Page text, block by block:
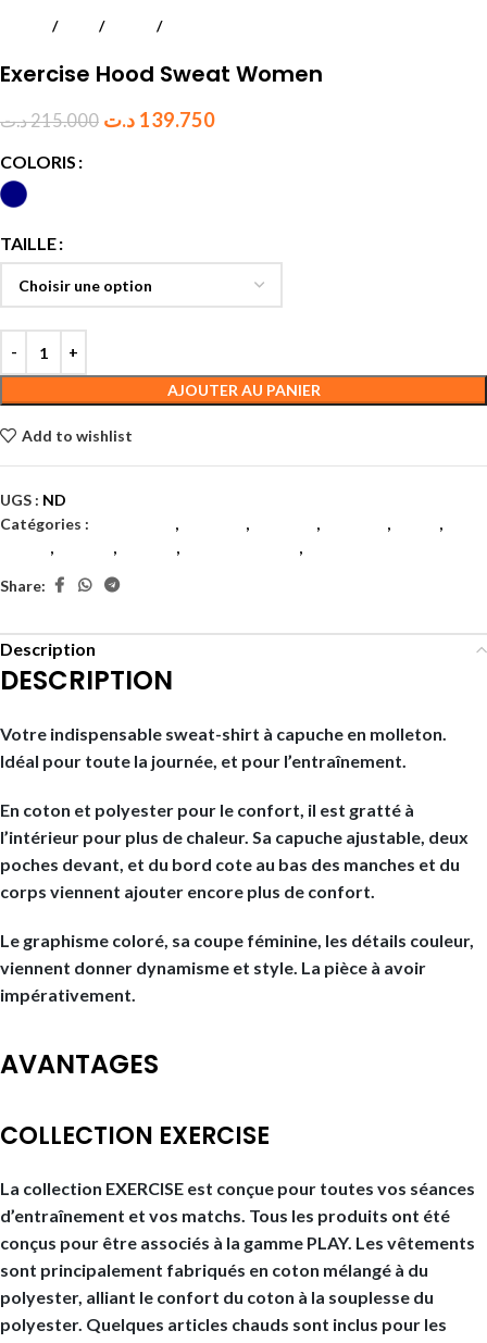
Padel Textile Femmes
Exercise Hood Sweat Women
215.000د.ت 139.750 د.ت
COLORIS
TAILLE
AJOUTER AU PANIER
Add to wishlist
UGS : ND
Catégories :
, , , ,
,
, , , ,
Share:
Description
DESCRIPTION
Votre indispensable sweat-shirt à capuche en molleton.
Idéal pour toute la journée, et pour l’entraînement.
En coton et polyester pour le confort, il est gratté à
l’intérieur pour plus de chaleur. Sa capuche ajustable, deux
poches devant, et du bord cote au bas des manches et du
corps viennent ajouter encore plus de confort.
Le graphisme coloré, sa coupe féminine, les détails couleur,
viennent donner dynamisme et style. La pièce à avoir
impérativement.
AVANTAGES
COLLECTION EXERCISE
La collection EXERCISE est conçue pour toutes vos séances
d’entraînement et vos matchs. Tous les produits ont été
conçus pour être associés à la gamme PLAY. Les vêtements
sont principalement fabriqués en coton mélangé à du
polyester, alliant le confort du coton à la souplesse du
polyester. Quelques articles chauds sont inclus pour les